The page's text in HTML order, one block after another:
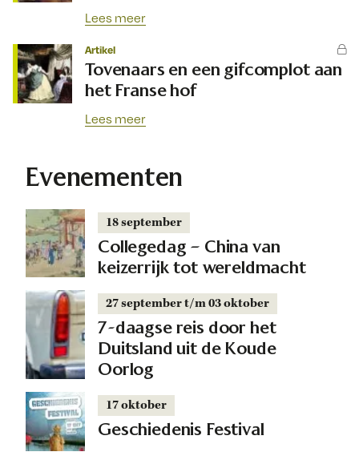
Lees meer
Artikel
Tovenaars en een gifcomplot aan
het Franse hof
Lees meer
Evenementen
18 september
Collegedag – China van
keizerrijk tot wereldmacht
27 september t/m 03 oktober
7-daagse reis door het
Duitsland uit de Koude
Oorlog
17 oktober
Geschiedenis Festival